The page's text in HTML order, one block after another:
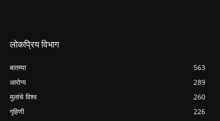
लोकप्रिय विभाग
बातम्या
563
आरोग्य
289
मुलांचे विश्व
260
गृहिणी
226